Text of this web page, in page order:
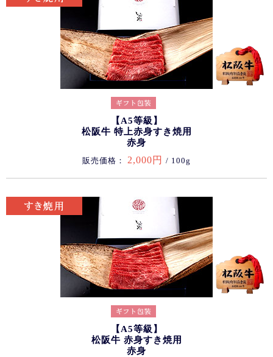
【A5等級】
松阪牛 特上赤身すき焼用
赤身
販売価格： 2,000円 / 100g
【A5等級】
松阪牛 赤身すき焼用
赤身